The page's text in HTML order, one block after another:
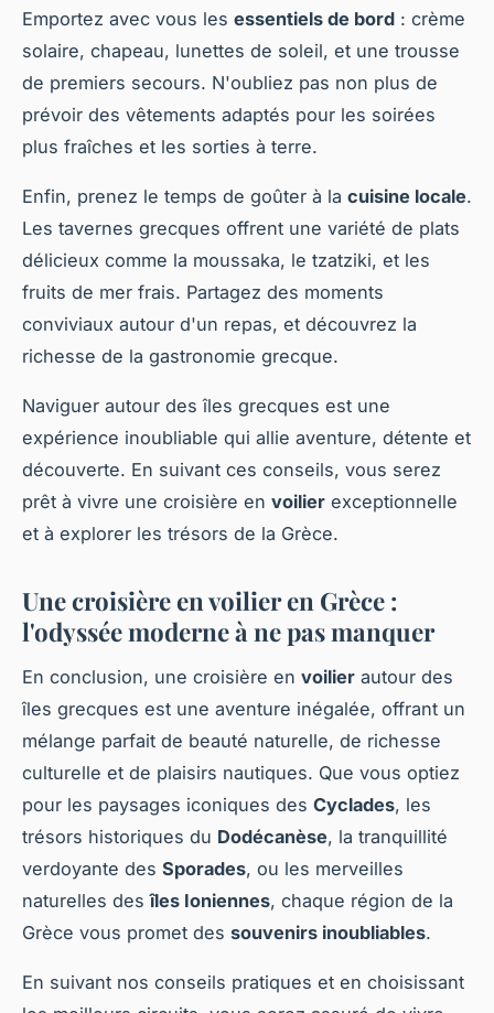
Emportez avec vous les essentiels de bord : crème
solaire, chapeau, lunettes de soleil, et une trousse
de premiers secours. N'oubliez pas non plus de
prévoir des vêtements adaptés pour les soirées
plus fraîches et les sorties à terre.
Enfin, prenez le temps de goûter à la cuisine locale.
Les tavernes grecques offrent une variété de plats
délicieux comme la moussaka, le tzatziki, et les
fruits de mer frais. Partagez des moments
conviviaux autour d'un repas, et découvrez la
richesse de la gastronomie grecque.
Naviguer autour des îles grecques est une
expérience inoubliable qui allie aventure, détente et
découverte. En suivant ces conseils, vous serez
prêt à vivre une croisière en voilier exceptionnelle
et à explorer les trésors de la Grèce.
Une croisière en voilier en Grèce :
l'odyssée moderne à ne pas manquer
En conclusion, une croisière en voilier autour des
îles grecques est une aventure inégalée, offrant un
mélange parfait de beauté naturelle, de richesse
culturelle et de plaisirs nautiques. Que vous optiez
pour les paysages iconiques des Cyclades, les
trésors historiques du Dodécanèse, la tranquillité
verdoyante des Sporades, ou les merveilles
naturelles desîles Ioniennes, chaque région de la
Grèce vous promet des souvenirs inoubliables.
En suivant nos conseils pratiques et en choisissant